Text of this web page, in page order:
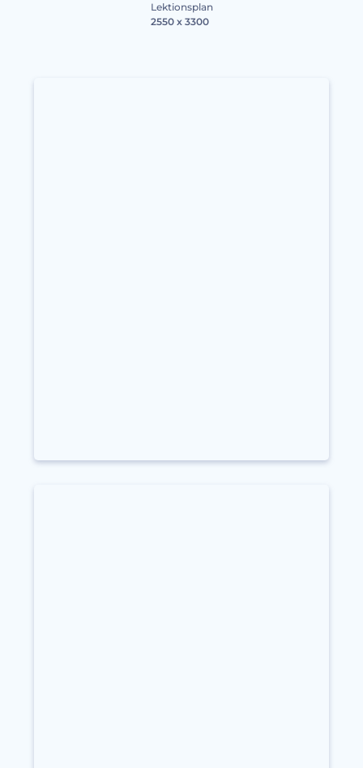
Lektionsplan
2550 x 3300